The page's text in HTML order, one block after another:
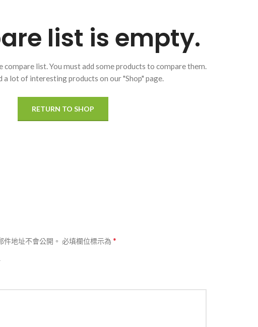
list is empty.
compare list. You must add some products to compare them.
a lot of interesting products on our "Shop" page.
RETURN TO SHOP
地址不會公開。 必填欄位標示為 *